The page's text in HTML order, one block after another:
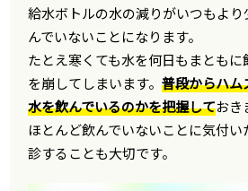
給水ボトルの水の減りがいつもよ
んでいないことになります。
たとえ寒くても水を何日もまとも
を崩してしまいます。普段からハム
水を飲んでいるのかを把握しておき
ほとんど飲んでいないことに気付
診することも大切です。